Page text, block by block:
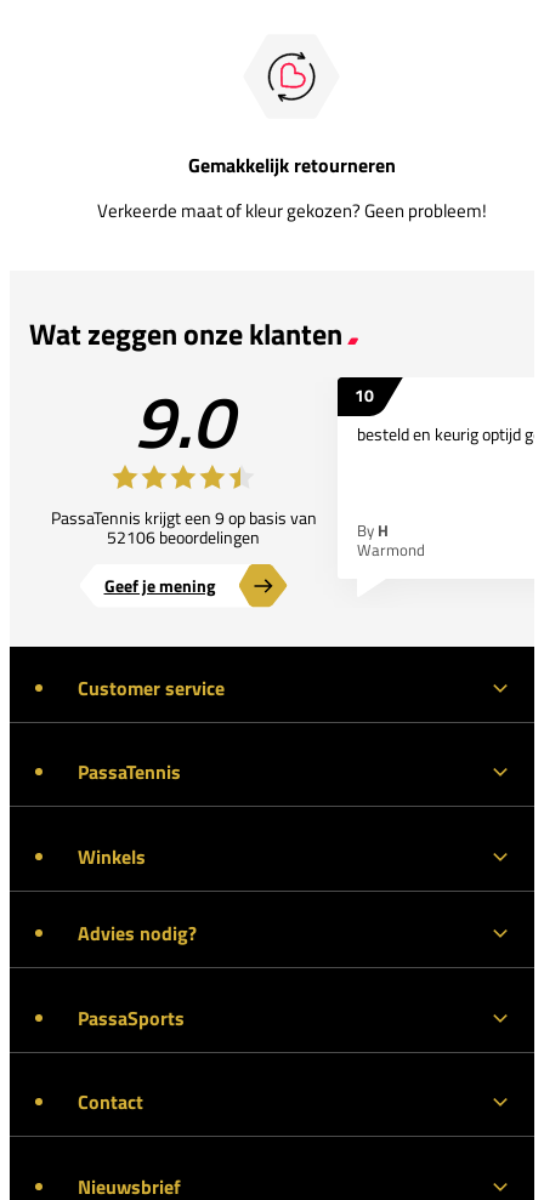
Gemakkelijk retourneren
Verkeerde maat of kleur gekozen? Geen probleem!
Wat zeggen onze klanten
9.0
PassaTennis krijgt een 9 op basis van
52106 beoordelingen
Geef je mening
10
besteld en keurig optijd
By H
Warmond
Customer service
PassaTennis
Winkels
Advies nodig?
PassaSports
Contact
Nieuwsbrief